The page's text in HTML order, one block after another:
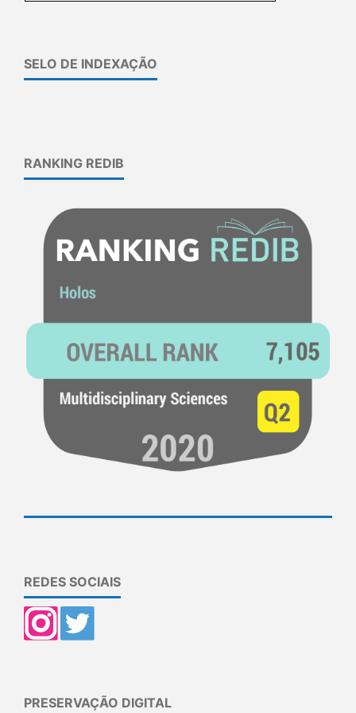
SELO DE INDEXAÇÃO
RANKING REDIB
REDES SOCIAIS
PRESERVAÇÃO DIGITAL